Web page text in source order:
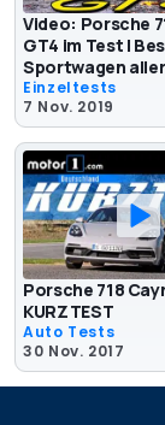
Video: Porsche
GT4 im Test |
Sportwagen
Einzeltests
7 Nov. 2019
Porsche 718
KURZTEST
Auto Tests
30 Nov. 2017